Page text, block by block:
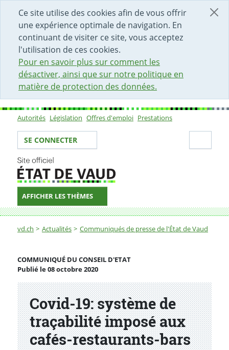
Ce site utilise des cookies afin de vous offrir
une expérience optimale de navigation. En
continuant de visiter ce site, vous acceptez
l'utilisation de ces cookies.
Pour en savoir plus sur comment les
désactiver, ainsi que sur notre politique en
matière de protection des données.
DÉBUT DU CONTENU DE LA PAGE
ACCÈS AU CHAMP DE RECHERCHE
PAGE D'ACCUEIL
FORMULAIRE DE CONTACT
Sous-navigation
Autorités Législation Offres d'emploi Prestations
Votre identité
SE CONNECTER
AFFICHER LES THÈMES
Fil d'Ariane
vd.ch Actualités Communiqués de presse de l'État de Vaud
Covid-19: système de traçabilité imposé aux cafés-
Covid-19: système de
traçabilité imposé aux
cafés-restaurants-bars
COMMUNIQUÉ DU CONSEIL D'ETAT
Publié le 08 octobre 2020
Partenaire(s)